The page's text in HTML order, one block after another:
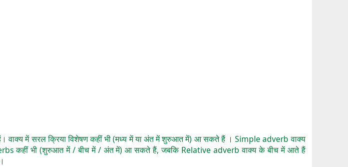
हैं। वाक्य में सरल क्रिया विशेषण कहीं भी (मध्य में या अंत में शुरुआत में) आ सकते हैं । Simple adverb वाक्य
कहीं भी (शुरुआत में / बीच में / अंत में) आ सकते हैं, जबकि Relative adverb वाक्य के बीच में आते हैं